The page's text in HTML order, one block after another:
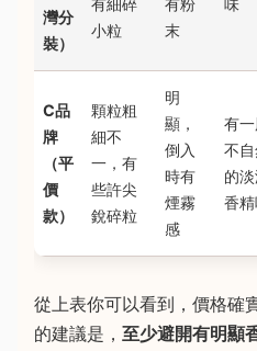
灣分
裝）
有細碎
小粒
有粉
末
味
C品
牌
（平
價
款）
顆粒粗
細不
一，有
些許尖
銳碎粒
明
顯，
倒入
時有
煙霧
感
有
不
的
香
從上表你可以看到，價格確
的建議是， 至少避開有明顯